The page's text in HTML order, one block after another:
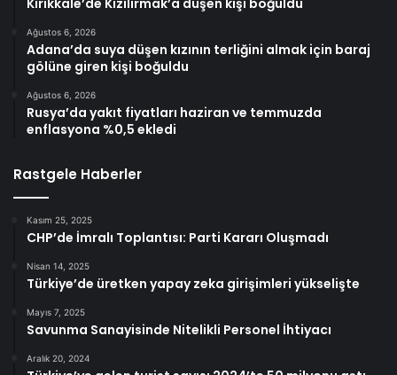
Ağustos 6, 2026
Adana’da suya düşen kızının terliğini almak için baraj
gölüne giren kişi boğuldu
Ağustos 6, 2026
Rusya’da yakıt fiyatları haziran ve temmuzda
enflasyona %0,5 ekledi
Rastgele Haberler
Kasım 25, 2025
CHP’de İmralı Toplantısı: Parti Kararı Oluşmadı
Nisan 14, 2025
Türkiye’de üretken yapay zeka girişimleri yükselişte
Mayıs 7, 2025
Savunma Sanayisinde Nitelikli Personel İhtiyacı
Aralık 20, 2024